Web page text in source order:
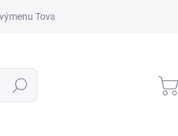
Tovaru
Hľadať